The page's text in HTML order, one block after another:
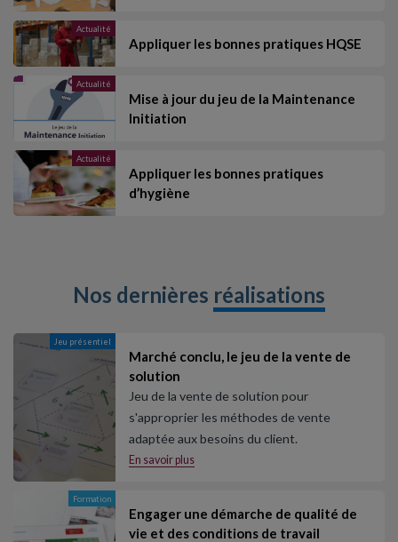
Actualité
Appliquer les bonnes pratiques HQSE
Actualité
Mise à jour du jeu de la Maintenance
Initiation
Actualité
Appliquer les bonnes pratiques
d’hygiène
Nos dernières réalisations
Jeu présentiel
Marché conclu, le jeu de la vente de
solution
Jeu de la vente de solution pour
s'approprier les méthodes de vente
adaptée aux besoins du client.
En savoir plus
Formation
Engager une démarche de qualité de
vie et des conditions de travail